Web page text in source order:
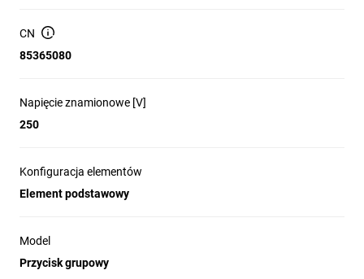
CN
85365080
Napięcie znamionowe [V]
250
Konfiguracja elementów
Element podstawowy
Model
Przycisk grupowy